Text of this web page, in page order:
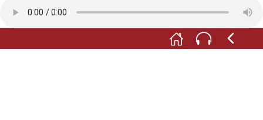
niederschreiben, damit das Andenken eines so
auf seinem Grabstein vermerkt bleibt.“